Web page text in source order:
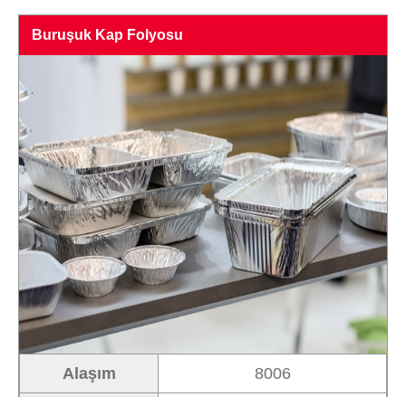
Buruşuk Kap Folyosu
Alaşım 8006